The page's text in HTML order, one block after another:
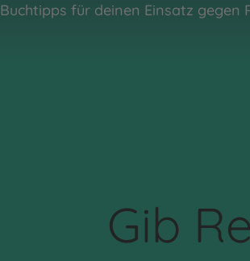
Buchtipps für deinen Einsatz gegen
Gib